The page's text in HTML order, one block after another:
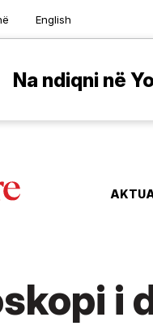
English
Na ndiqni në
i